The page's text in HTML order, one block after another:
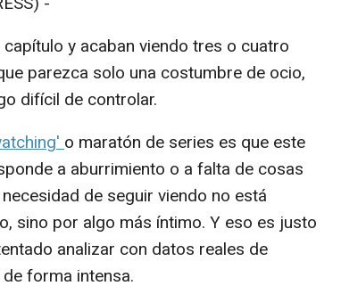
y acaban viendo tres o cuatro
parezca solo una costumbre de ocio,
difícil de controlar.
o maratón de series es que este
a aburrimiento o a falta de cosas
de seguir viendo no está
sino por algo más íntimo. Y eso es justo
analizar con datos reales de
forma intensa.